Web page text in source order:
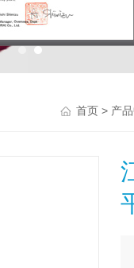
首页> 产